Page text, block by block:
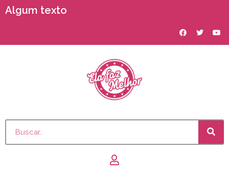
Algum texto